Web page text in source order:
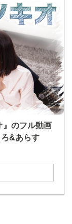
』のフル動画
&あらす